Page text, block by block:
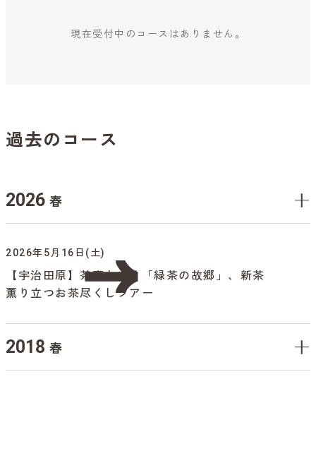
現在受付中のコースはありません。
過去のコース
2026 春
2026年5月16日(土)
【宇治田原】茶商といく「緑茶の故郷」、新茶
薫り立つお茶尽くしツアー
2018 春